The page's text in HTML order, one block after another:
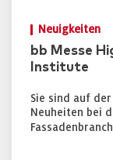
Neuigkeiten
bb Messe
Institute
Sie sind auf der
Neuheiten bei